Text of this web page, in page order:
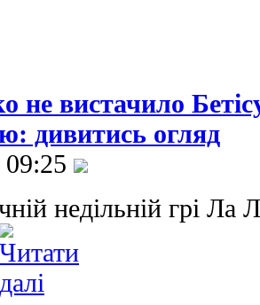
не вистачило
дивитись огляд
недільній грі Ла